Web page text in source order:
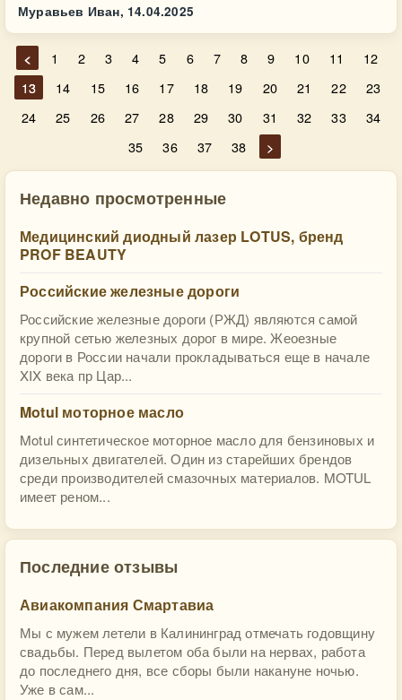
Муравьев Иван, 14.04.2025
< 1 2 3 4 5 6 7 8 9 10 11
12
13
14 15 16 17 18 19 20 21 22
23
24
25 26 27 28 29 30 31 32 33
34
35
36 37 38 >
Недавно просмотренные
Медицинский диодный лазер LOTUS, бренд
PROF BEAUTY
Российские железные дороги
Российские железные дороги (РЖД) являются самой
крупной сетью железных дорог в мире. Жеоезные
дороги в России начали прокладываться еще в начале
XIX века пр Цар...
Motul моторное масло
Motul синтетическое моторное масло для бензиновых и
дизельных двигателей. Один из старейших брендов
среди производителей смазочных материалов. MOTUL
имеет реном...
Последние отзывы
Авиакомпания Смартавиа
Мы с мужем летели в Калининград отмечать годовщину
свадьбы. Перед вылетом оба были на нервах, работа
до последнего дня, все сборы были накануне ночью.
Уже в сам...